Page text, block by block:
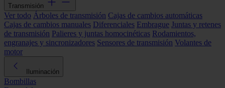
Transmisión
Ver todo Árboles de transmisión Cajas de cambios automáticas
Cajas de cambios manuales Diferenciales Embrague Juntas y retenes
de transmisión Palieres y juntas homocinéticas Rodamientos,
engranajes y sincronizadores Sensores de transmisión Volantes de
motor
Iluminación
Bombillas